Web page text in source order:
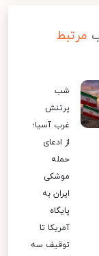
مرتبط
شب
پرتنش
غرب آسیا؛
از ادعای
حمله
موشکی
ایران به
پایگاه
آمریکا تا
توقیف سه